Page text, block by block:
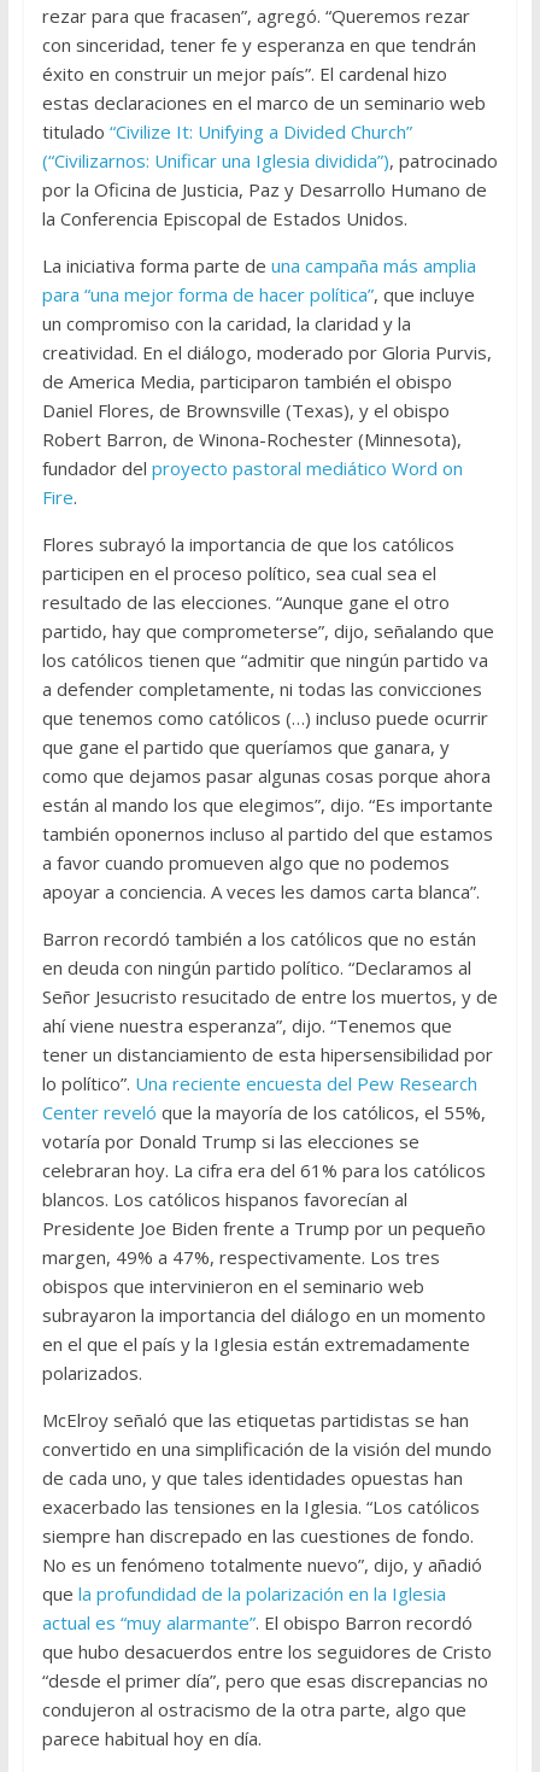
rezar para que fracasen”, agregó. “Queremos rezar
con sinceridad, tener fe y esperanza en que tendrán
éxito en construir un mejor país”. El cardenal hizo
estas declaraciones en el marco de un seminario web
titulado “Civilize It: Unifying a Divided Church”
(“Civilizarnos: Unificar una Iglesia dividida”), patrocinado
por la Oficina de Justicia, Paz y Desarrollo Humano de
la Conferencia Episcopal de Estados Unidos.
La iniciativa forma parte de una campaña más amplia
para “una mejor forma de hacer política”, que incluye
un compromiso con la caridad, la claridad y la
creatividad. En el diálogo, moderado por Gloria Purvis,
de America Media, participaron también el obispo
Daniel Flores, de Brownsville (Texas), y el obispo
Robert Barron, de Winona-Rochester (Minnesota),
fundador del proyecto pastoral mediático Word on
Fire.
Flores subrayó la importancia de que los católicos
participen en el proceso político, sea cual sea el
resultado de las elecciones. “Aunque gane el otro
partido, hay que comprometerse”, dijo, señalando que
los católicos tienen que “admitir que ningún partido va
a defender completamente, ni todas las convicciones
que tenemos como católicos (…) incluso puede ocurrir
que gane el partido que queríamos que ganara, y
como que dejamos pasar algunas cosas porque ahora
están al mando los que elegimos”, dijo. “Es importante
también oponernos incluso al partido del que estamos
a favor cuando promueven algo que no podemos
apoyar a conciencia. A veces les damos carta blanca”.
Barron recordó también a los católicos que no están
en deuda con ningún partido político. “Declaramos al
Señor Jesucristo resucitado de entre los muertos, y de
ahí viene nuestra esperanza”, dijo. “Tenemos que
tener un distanciamiento de esta hipersensibilidad por
lo político”. Una reciente encuesta del Pew Research
Center reveló que la mayoría de los católicos, el 55%,
votaría por Donald Trump si las elecciones se
celebraran hoy. La cifra era del 61% para los católicos
blancos. Los católicos hispanos favorecían al
Presidente Joe Biden frente a Trump por un pequeño
margen, 49% a 47%, respectivamente. Los tres
obispos que intervinieron en el seminario web
subrayaron la importancia del diálogo en un momento
en el que el país y la Iglesia están extremadamente
polarizados.
McElroy señaló que las etiquetas partidistas se han
convertido en una simplificación de la visión del mundo
de cada uno, y que tales identidades opuestas han
exacerbado las tensiones en la Iglesia. “Los católicos
siempre han discrepado en las cuestiones de fondo.
No es un fenómeno totalmente nuevo”, dijo, y añadió
que la profundidad de la polarización en la Iglesia
actual es “muy alarmante”. El obispo Barron recordó
que hubo desacuerdos entre los seguidores de Cristo
“desde el primer día”, pero que esas discrepancias no
condujeron al ostracismo de la otra parte, algo que
parece habitual hoy en día.